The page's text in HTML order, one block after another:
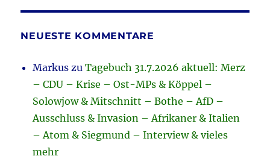
NEUESTE KOMMENTARE
Markus zuTagebuch 31.7.2026 aktuell: Merz
– CDU – Krise – Ost-MPs & Köppel –
Solowjow & Mitschnitt – Bothe – AfD –
Ausschluss & Invasion – Afrikaner & Italien
– Atom & Siegmund – Interview & vieles
mehr